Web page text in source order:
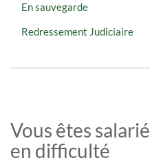
En sauvegarde
Redressement Judiciaire
Vous êtes
en difficulté